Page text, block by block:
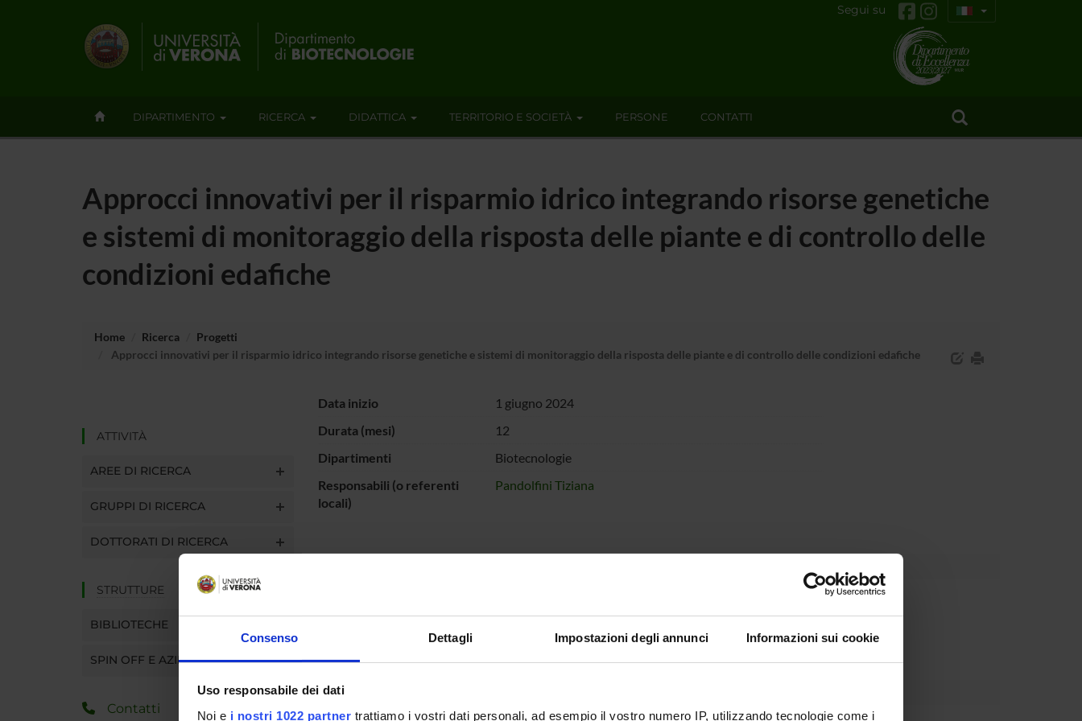
Consenso Dettagli Impostazioni degli annunci Informazioni sui cookie
Uso responsabile dei dati
Noi e i nostri 1022 partner trattiamo i vostri dati personali, ad esempio il vostro numero IP, utilizzando tecnologie come i
Segui su
DIPARTIMENTO RICERCA DIDATTICA TERRITORIO E SOCIETÀ PERSONE CONTATTI
Approcci innovativi per il risparmio idrico integrando risorse genetiche
e sistemi di monitoraggio della risposta delle piante e di controllo delle
condizioni edafiche
Home Ricerca
Progetti
Approcci innovativi per il risparmio idrico integrando risorse genetiche e sistemi di monitoraggio della risposta delle piante e di controllo delle condizioni edafiche
ATTIVITÀ
AREE DI RICERCA
GRUPPI DI RICERCA
DOTTORATI DI RICERCA
STRUTTURE
BIBLIOTECHE
SPIN OFF E AZIENDE
Contatti
Data inizio
1 giugno 2024
Durata (mesi)
12
Dipartimenti
Biotecnologie
Responsabili (o referenti
locali)
Pandolfini Tiziana
dell'Università e della
PARTECIPANTI AL PROGETTO